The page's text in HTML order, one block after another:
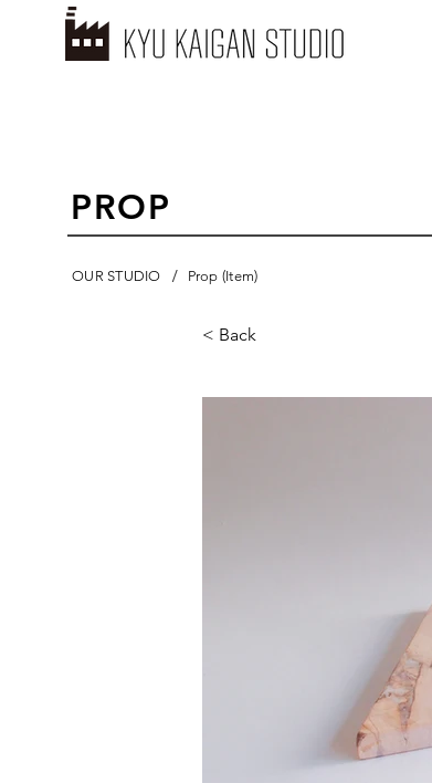
PROP
OUR STUDIO / Prop (Item)
< Back